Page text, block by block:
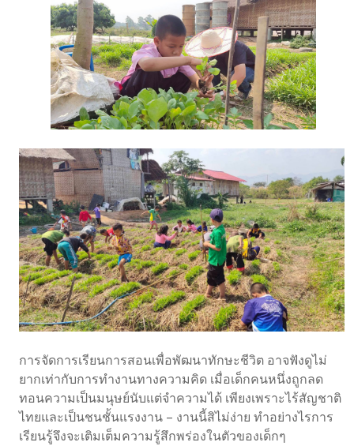
การจัดการเรียนการสอนเพื่อพัฒนาทักษะชีวิต อาจฟังดูไม่
ยากเท่ากับการทำงานทางความคิด เมื่อเด็กคนหนึ่งถูกลด
ทอนความเป็นมนุษย์นับแต่จำความได้ เพียงเพราะไร้สัญชาติ
ไทยและเป็นชนชั้นแรงงาน – งานนี้สิไม่ง่าย ทำอย่างไรการ
เรียนรู้จึงจะเติมเต็มความรู้สึกพร่องในตัวของเด็กๆ